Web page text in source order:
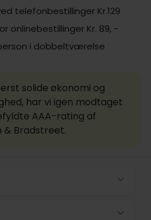
telefonbestillinger Kr.129
onlinebestillinger Kr. 89, -
i dobbeltværelse
solide økonomi og
har vi igen modtaget
AAA-rating af
& Bradstreet.